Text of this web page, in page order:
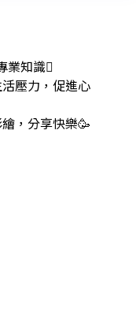
業知識🫟
壓力，促進心
，分享快樂🥳